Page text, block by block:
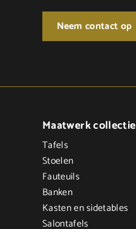
Neem contact op
Maatwerk collectie
Tafels
Stoelen
Fauteuils
Banken
Kasten en sidetables
Salontafels